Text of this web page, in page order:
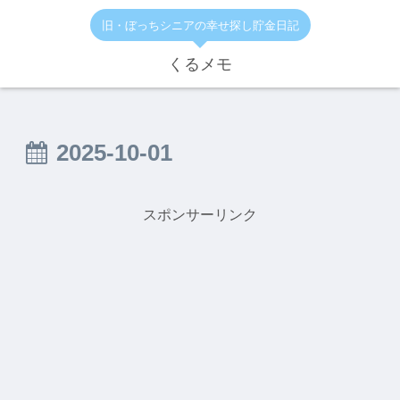
旧・ぼっちシニアの幸せ探し貯金日記
くるメモ
2025-10-01
スポンサーリンク